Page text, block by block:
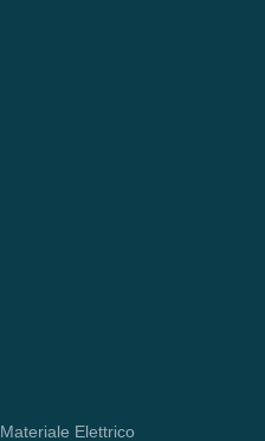
Materiale Elettrico